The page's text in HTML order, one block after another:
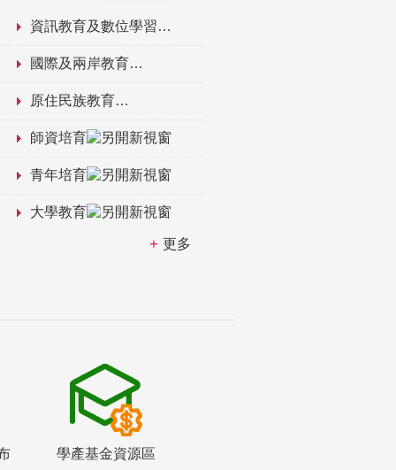
資訊教育及數位學習
國際及兩岸教育
原住民族教育
師資培育
青年培育
大學教育
更多
學產基金資源區